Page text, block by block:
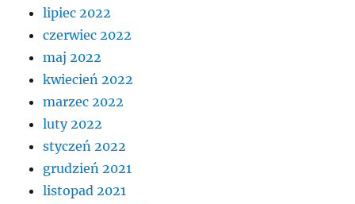
lipiec 2022
czerwiec 2022
maj 2022
kwiecień 2022
marzec 2022
luty 2022
styczeń 2022
grudzień 2021
listopad 2021